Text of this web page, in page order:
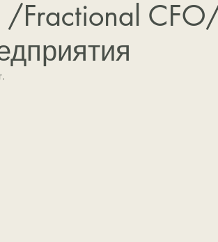
/Fractional